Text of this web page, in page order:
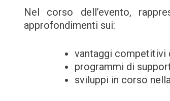
Nel corso dell’evento,
approfondimenti sui:
vantaggi competitivi
programmi di
sviluppi in corso